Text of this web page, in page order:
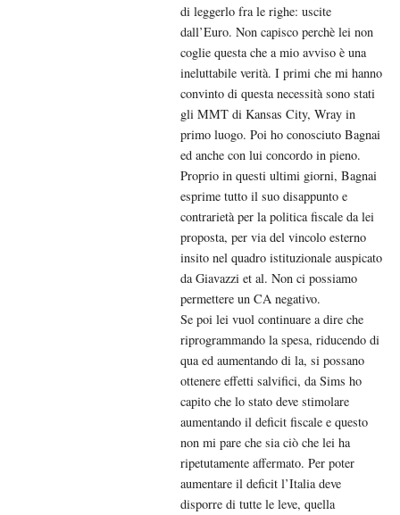
di leggerlo fra le righe: uscite
dall’Euro. Non capisco perchè lei non
coglie questa che a mio avviso è una
ineluttabile verità. I primi che mi hanno
convinto di questa necessità sono stati
gli MMT di Kansas City, Wray in
primo luogo. Poi ho conosciuto Bagnai
ed anche con lui concordo in pieno.
Proprio in questi ultimi giorni, Bagnai
esprime tutto il suo disappunto e
contrarietà per la politica fiscale da lei
proposta, per via del vincolo esterno
insito nel quadro istituzionale auspicato
da Giavazzi et al. Non ci possiamo
permettere un CA negativo.
Se poi lei vuol continuare a dire che
riprogrammando la spesa, riducendo di
qua ed aumentando di la, si possano
ottenere effetti salvifici, da Sims ho
capito che lo stato deve stimolare
aumentando il deficit fiscale e questo
non mi pare che sia ciò che lei ha
ripetutamente affermato. Per poter
aumentare il deficit l’Italia deve
disporre di tutte le leve, quella